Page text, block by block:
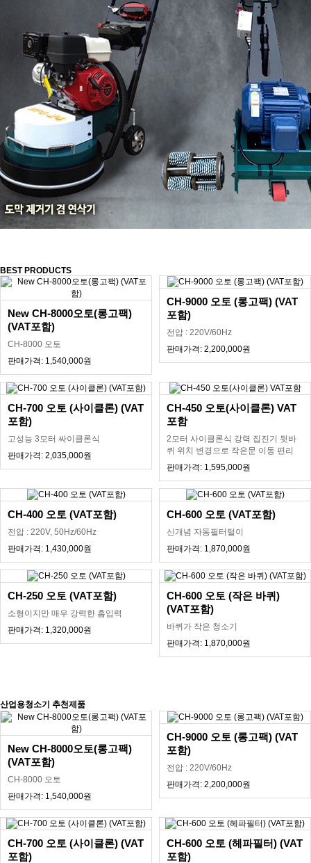
BEST PRODUCTS
New CH-8000오토(롱고팩)
(VAT포함)
CH-8000 오토
판매가격: 1,540,000원
CH-9000 오토 (롱고팩) (VAT
포함)
전압 : 220V/60Hz
판매가격: 2,200,000원
CH-700 오토 (사이클론) (VAT
포함)
고성능 3모터 싸이클론식
판매가격: 2,035,000원
CH-450 오토(사이클론) VAT
포함
2모터 사이클론식 강력 집진기 뒷바
퀴 위치 변경으로 작은문 이동 편리
판매가격: 1,595,000원
CH-400 오토 (VAT포함)
전압 : 220V, 50Hz/60Hz
판매가격: 1,430,000원
CH-600 오토 (VAT포함)
신개념 자동필터털이
판매가격: 1,870,000원
CH-250 오토 (VAT포함)
소형이지만 매우 강력한 흡입력
판매가격: 1,320,000원
CH-600 오토 (작은 바퀴)
(VAT포함)
바퀴가 작은 청소기
판매가격: 1,870,000원
산업용청소기 추천제품
New CH-8000오토(롱고팩)
(VAT포함)
CH-8000 오토
판매가격: 1,540,000원
CH-9000 오토 (롱고팩) (VAT
포함)
전압 : 220V/60Hz
판매가격: 2,200,000원
CH-700 오토 (사이클론) (VAT
포함)
CH-600 오토 (헤파필터) (VAT
포함)